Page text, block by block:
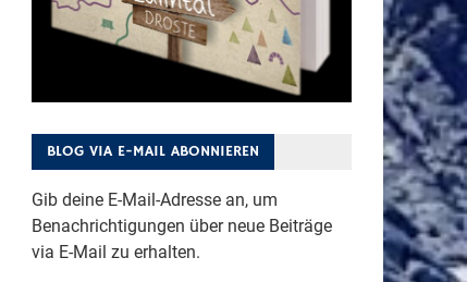
BLOG VIA E-MAIL ABONNIEREN
Gib deine E-Mail-Adresse an, um
Benachrichtigungen über neue Beiträge
via E-Mail zu erhalten.